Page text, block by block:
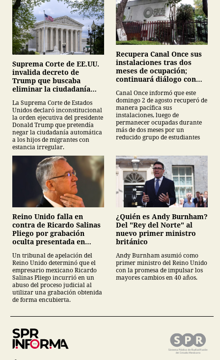
Suprema Corte de EE.UU.
invalida decreto de
Trump que buscaba
eliminar la ciudadanía
La Suprema Corte de Estados
Unidos declaró inconstitucional
la orden ejecutiva del presidente
Donald Trump que pretendía
negar la ciudadanía automática
a los hijos de migrantes con
estancia irregular.
Recupera Canal Once sus
instalaciones tras dos
meses de ocupación;
continuará diálogo con
Canal Once informó que este
domingo 2 de agosto recuperó de
manera pacífica sus
instalaciones, luego de
permanecer ocupadas durante
más de dos meses por un
reducido grupo de estudiantes
Reino Unido falla en
contra de Ricardo Salinas
Pliego por grabación
oculta presentada en
Un tribunal de apelación del
Reino Unido determinó que el
empresario mexicano Ricardo
Salinas Pliego incurrió en un
abuso del proceso judicial al
utilizar una grabación obtenida
de forma encubierta.
¿Quién es Andy Burnham?
Del "Rey del Norte" al
nuevo primer ministro
británico
Andy Burnham asumió como
primer ministro del Reino Unido
con la promesa de impulsar los
mayores cambios en 40 años.